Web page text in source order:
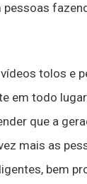
pessoas
tolos e
em todo
que a
mais as
bem